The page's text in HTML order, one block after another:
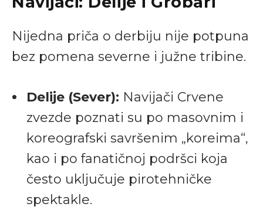
Nijedna priča o derbiju nije potpuna
bez pomena severne i južne tribine.
Delije (Sever): Navijači Crvene
zvezde poznati su po masovnim i
koreografski savršenim „koreima“,
kao i po fanatičnoj podršci koja
često uključuje pirotehničke
spektakle.